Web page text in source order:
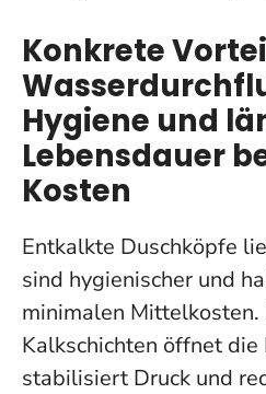
Konkrete
Hygiene und
Lebensdauer
Kosten
Entkalkte Duschköpfe
sind hygienischer und
minimalen Mittelkosten.
Kalkschichten öffnet
stabilisiert Druck und